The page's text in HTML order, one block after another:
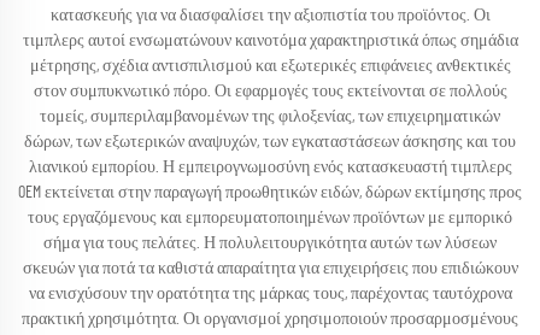
κατασκευής για να διασφαλίσει την αξιοπιστία του προϊόντος. Οι
τιμπλερς αυτοί ενσωματώνουν καινοτόμα χαρακτηριστικά όπως σημάδια
μέτρησης, σχέδια αντισπιλισμού και εξωτερικές επιφάνειες ανθεκτικές
στον συμπυκνωτικό πόρο. Οι εφαρμογές τους εκτείνονται σε πολλούς
τομείς, συμπεριλαμβανομένων της φιλοξενίας, των επιχειρηματικών
δώρων, των εξωτερικών αναψυχών, των εγκαταστάσεων άσκησης και του
λιανικού εμπορίου. Η εμπειρογνωμοσύνη ενός κατασκευαστή τιμπλερς
OEM εκτείνεται στην παραγωγή προωθητικών ειδών, δώρων εκτίμησης προς
τους εργαζόμενους και εμπορευματοποιημένων προϊόντων με εμπορικό
σήμα για τους πελάτες. Η πολυλειτουργικότητα αυτών των λύσεων
σκευών για ποτά τα καθιστά απαραίτητα για επιχειρήσεις που επιδιώκουν
να ενισχύσουν την ορατότητα της μάρκας τους, παρέχοντας ταυτόχρονα
πρακτική χρησιμότητα. Οι οργανισμοί χρησιμοποιούν προσαρμοσμένους